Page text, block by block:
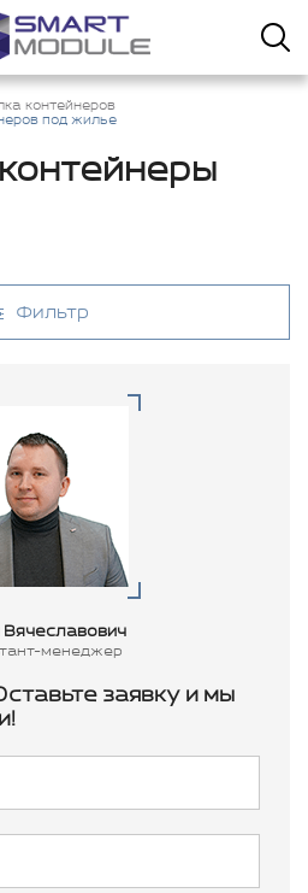
контейнеров
под жилье
Фильтр
менеджер
заявку и мы